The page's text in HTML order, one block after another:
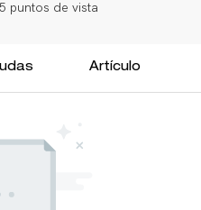
puntos de vista
Artículo